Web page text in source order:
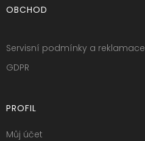
OBCHOD
Servisní podmínky a reklamace
GDPR
PROFIL
Můj účet